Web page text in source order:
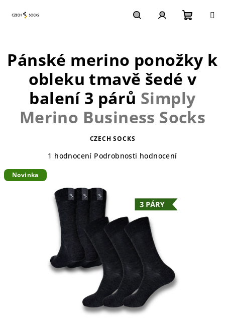
košík
Pánské merino ponožky k
obleku tmavě šedé v
balení 3 párů Simply
Merino Business Socks
CZECH SOCKS
Průměrné
5,0
hvězdiček.
1 hodnocení Podrobnosti hodnocení
Novinka